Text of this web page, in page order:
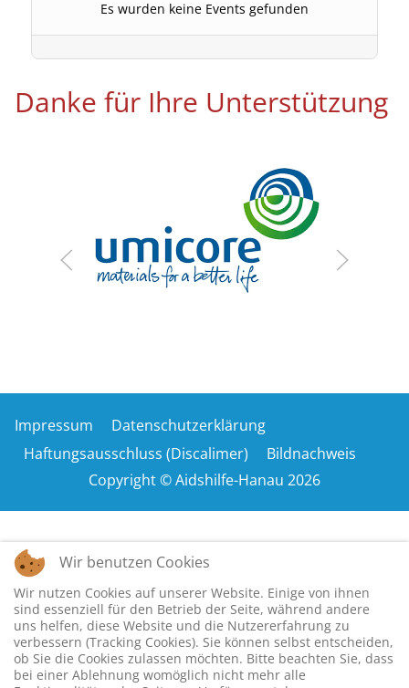
Es wurden keine Events gefunden
Danke für Ihre Unterstützung
Impressum
Datenschutzerklärung
Haftungsausschluss (Discalimer)
Bildnachweis
Copyright © Aidshilfe-Hanau 2026
Wir benutzen Cookies
Wir nutzen Cookies auf unserer Website. Einige von ihnen
sind essenziell für den Betrieb der Seite, während andere
uns helfen, diese Website und die Nutzererfahrung zu
verbessern (Tracking Cookies). Sie können selbst entscheiden,
ob Sie die Cookies zulassen möchten. Bitte beachten Sie, dass
bei einer Ablehnung womöglich nicht mehr alle